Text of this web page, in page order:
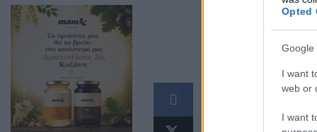
Opted
Google
I want
web or
I want